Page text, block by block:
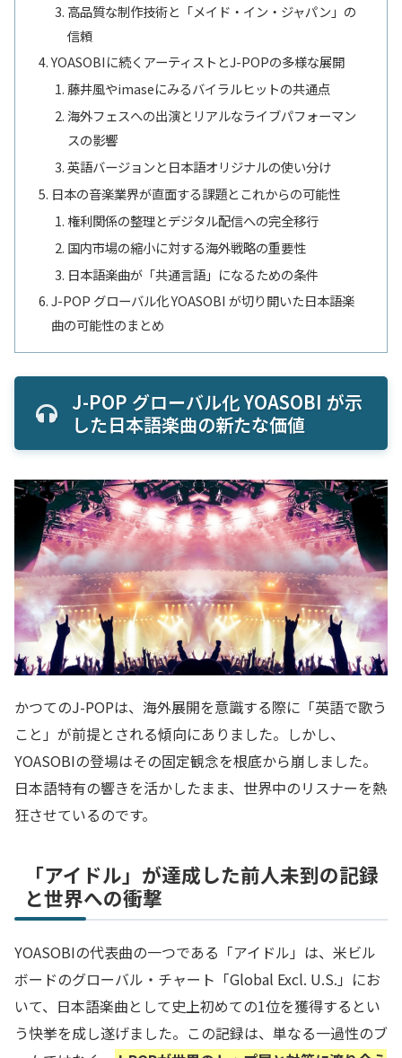
高品質な制作技術と「メイド・イン・ジャパン」の
信頼
YOASOBIに続くアーティストとJ-POPの多様な展開
藤井風やimaseにみるバイラルヒットの共通点
海外フェスへの出演とリアルなライブパフォーマン
スの影響
英語バージョンと日本語オリジナルの使い分け
日本の音楽業界が直面する課題とこれからの可能性
権利関係の整理とデジタル配信への完全移行
国内市場の縮小に対する海外戦略の重要性
日本語楽曲が「共通言語」になるための条件
J-POP グローバル化 YOASOBI が切り開いた日本語楽
曲の可能性のまとめ
J-POP グローバル化 YOASOBI が示
した日本語楽曲の新たな価値
かつてのJ-POPは、海外展開を意識する際に「英語で歌う
こと」が前提とされる傾向にありました。しかし、
YOASOBIの登場はその固定観念を根底から崩しました。
日本語特有の響きを活かしたまま、世界中のリスナーを熱
狂させているのです。
「アイドル」が達成した前人未到の記録
と世界への衝撃
YOASOBIの代表曲の一つである「アイドル」は、米ビル
ボードのグローバル・チャート「Global Excl. U.S.」にお
いて、日本語楽曲として史上初めての1位を獲得するとい
う快挙を成し遂げました。この記録は、単なる一過性のブ